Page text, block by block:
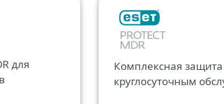
для
Комплексная защита
круглосуточным